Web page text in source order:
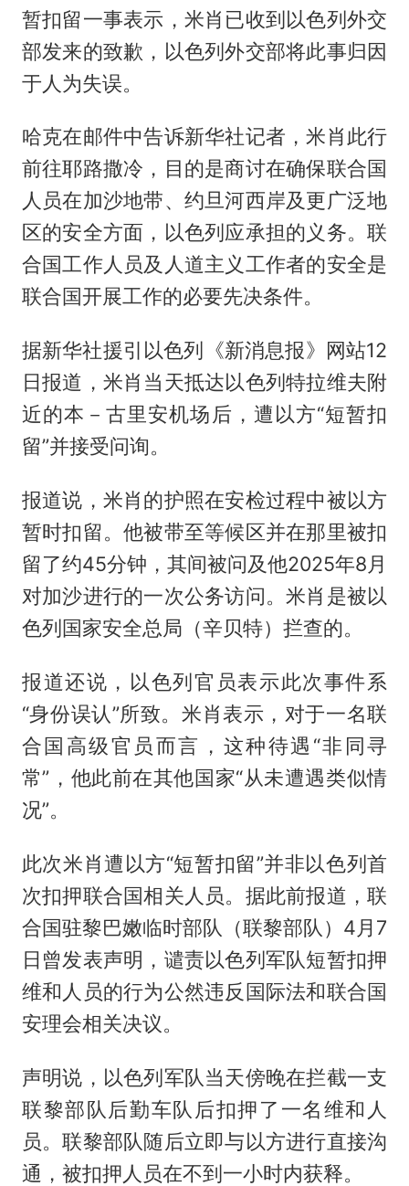
暂扣留一事表示，米肖已收到以色列外交
部发来的致歉，以色列外交部将此事归因
于人为失误。
哈克在邮件中告诉新华社记者，米肖此行
前往耶路撒冷，目的是商讨在确保联合国
人员在加沙地带、约旦河西岸及更广泛地
区的安全方面，以色列应承担的义务。联
合国工作人员及人道主义工作者的安全是
联合国开展工作的必要先决条件。
据新华社援引以色列《新消息报》网站12
日报道，米肖当天抵达以色列特拉维夫附
近的本－古里安机场后，遭以方“短暂扣
留”并接受问询。
报道说，米肖的护照在安检过程中被以方
暂时扣留。他被带至等候区并在那里被扣
留了约45分钟，其间被问及他2025年8月
对加沙进行的一次公务访问。米肖是被以
色列国家安全总局（辛贝特）拦查的。
报道还说，以色列官员表示此次事件系
“身份误认”所致。米肖表示，对于一名联
合国高级官员而言，这种待遇“非同寻
常”，他此前在其他国家“从未遭遇类似情
况”。
此次米肖遭以方“短暂扣留”并非以色列首
次扣押联合国相关人员。据此前报道，联
合国驻黎巴嫩临时部队（联黎部队）4月7
日曾发表声明，谴责以色列军队短暂扣押
维和人员的行为公然违反国际法和联合国
安理会相关决议。
声明说，以色列军队当天傍晚在拦截一支
联黎部队后勤车队后扣押了一名维和人
员。联黎部队随后立即与以方进行直接沟
通，被扣押人员在不到一小时内获释。